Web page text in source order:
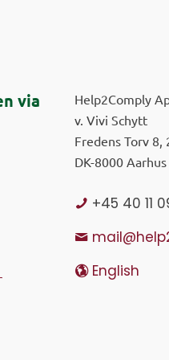
via
Help2Comply
v. Vivi Schytt
Fredens Torv 8,
DK-8000 Aarhus
+45 40 11
English